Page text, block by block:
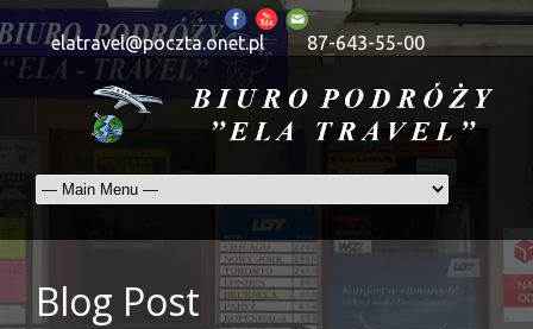
elatravel@poczta.onet.pl 87-643-55-00
Blog Post